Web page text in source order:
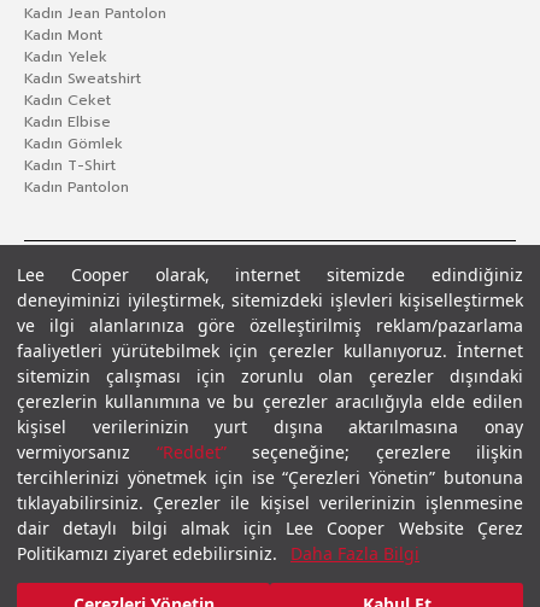
Lee Cooper olarak, internet sitemizde edindiğiniz
deneyiminizi iyileştirmek, sitemizdeki işlevleri kişiselleştirmek
ve ilgi alanlarınıza göre özelleştirilmiş reklam/pazarlama
faaliyetleri yürütebilmek için çerezler kullanıyoruz. İnternet
sitemizin çalışması için zorunlu olan çerezler dışındaki
çerezlerin kullanımına ve bu çerezler aracılığıyla elde edilen
kişisel verilerinizin yurt dışına aktarılmasına onay
vermiyorsanız “Reddet”seçeneğine; çerezlere ilişkin
tercihlerinizi yönetmek için ise “Çerezleri Yönetin” butonuna
tıklayabilirsiniz. Çerezler ile kişisel verilerinizin işlenmesine
dair detaylı bilgi almak için Lee Cooper Website Çerez
Politikamızı ziyaret edebilirsiniz.
Daha Fazla Bilgi
Kadın Jean Pantolon
Kadın Mont
Kadın Yelek
Kadın Sweatshirt
Kadın Ceket
Kadın Elbise
Kadın Gömlek
Kadın T-Shirt
Kadın Pantolon
Gizlilik PolitikasıÇerez Politikası KVKK Aydınlatma MetniŞartlar ve Koşullar
© 2026 Leecooper - Tüm Hakları Saklıdır.